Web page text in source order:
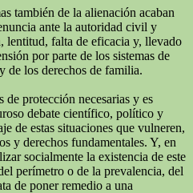
también de la alienación acaban
ante la autoridad civil y
lentitud, falta de eficacia y, llevado
por parte de los sistemas de
de los derechos de familia.
de protección necesarias y es
debate científico, político y
de estas situaciones que vulneren,
y derechos fundamentales. Y, en
socialmente la existencia de este
perímetro o de la prevalencia, del
de poner remedio a una